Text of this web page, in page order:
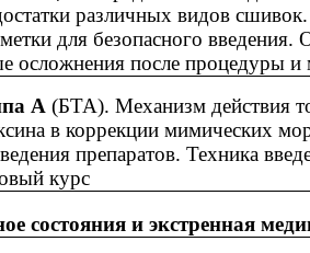
различных видов
для безопасного
осложнения после
А (БТА). Механизм действия
в коррекции мимических
препаратов. Техника
курс
состояния и экстренная